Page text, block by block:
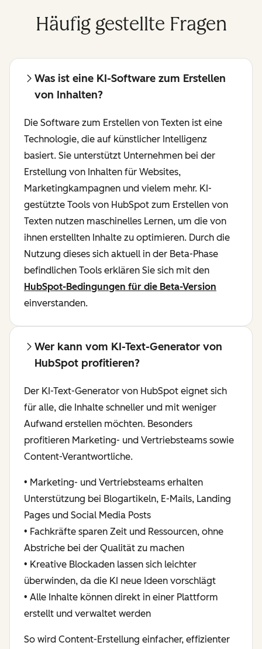
Häufig gestellte Fragen
Was ist eine KI-Software zum Erstellen
von Inhalten?
Die Software zum Erstellen von Texten ist eine
Technologie, die auf künstlicher Intelligenz
basiert. Sie unterstützt Unternehmen bei der
Erstellung von Inhalten für Websites,
Marketingkampagnen und vielem mehr. KI-
gestützte Tools von HubSpot zum Erstellen von
Texten nutzen maschinelles Lernen, um die von
ihnen erstellten Inhalte zu optimieren. Durch die
Nutzung dieses sich aktuell in der Beta-Phase
befindlichen Tools erklären Sie sich mit den
HubSpot-Bedingungen für die Beta-Version
einverstanden.
Wer kann vom KI-Text-Generator von
HubSpot profitieren?
Der KI-Text-Generator von HubSpot eignet sich
für alle, die Inhalte schneller und mit weniger
Aufwand erstellen möchten. Besonders
profitieren Marketing- und Vertriebsteams sowie
Content-Verantwortliche.
• Marketing- und Vertriebsteams erhalten
Unterstützung bei Blogartikeln, E-Mails, Landing
Pages und Social Media Posts
• Fachkräfte sparen Zeit und Ressourcen, ohne
Abstriche bei der Qualität zu machen
• Kreative Blockaden lassen sich leichter
überwinden, da die KI neue Ideen vorschlägt
• Alle Inhalte können direkt in einer Plattform
erstellt und verwaltet werden
So wird Content-Erstellung einfacher, effizienter